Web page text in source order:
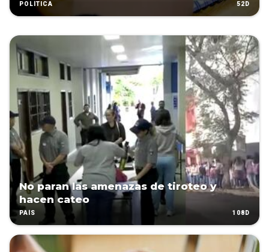
POLÍTICA 52D
No paran las amenazas de tiroteo y
hacen cateo
PAÍS 108D